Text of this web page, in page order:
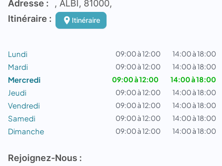
Adresse :
, ALBI, 81000,
Itinéraire :
Itinéraire
Lundi 09:00 à 12:00 14:00 à 18:00
Mardi 09:00 à 12:00 14:00 à 18:00
Mercredi 09:00 à 12:00 14:00 à 18:00
Jeudi 09:00 à 12:00 14:00 à 18:00
Vendredi 09:00 à 12:00 14:00 à 18:00
Samedi 09:00 à 12:00 14:00 à 18:00
Dimanche 09:00 à 12:00 14:00 à 18:00
Rejoignez-Nous :